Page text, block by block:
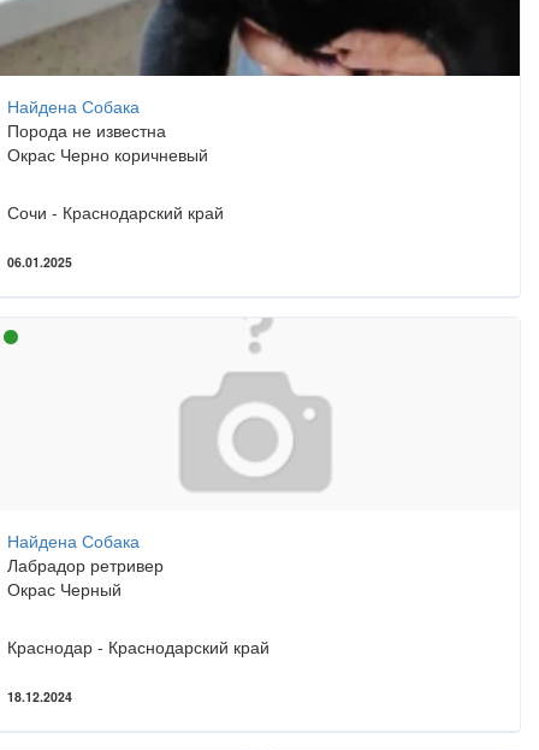
Найдена Собака
Порода не известна
Окрас Черно коричневый
Сочи - Краснодарский край
06.01.2025
Найдена Собака
Лабрадор ретривер
Окрас Черный
Краснодар - Краснодарский край
18.12.2024